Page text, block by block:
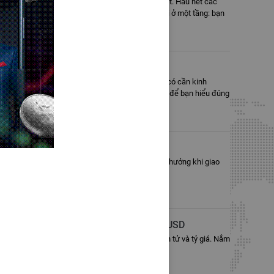
Tuy nhiên, phần lớn mô hình đó chỉ dừng lại ở một tầng: bạn
một số băn khoăn: liệu có an toàn không, có cần kinh
hỏi phổ biến nhất – cùng với góc nhìn rõ ràng để bạn hiểu đúng
rực rỡ trong 2026
đã xác thực trên toàn cầu sẽ đón cơn mưa tiền thưởng khi giao
| TỔNG GIẢI THƯỞNG HƠN 10,000 USD
biệt là sự trỗi dậy mạnh mẽ của CFD tiền điện tử và tỷ giá. Nắm
Dịch: Vua Crypto".